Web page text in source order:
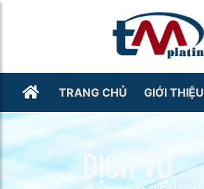
TRANG CHỦ GIỚI THIỆU
DỊCH VỤ